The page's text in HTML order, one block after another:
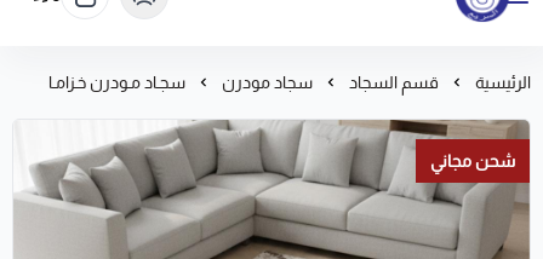
مفروشات السريع-اكبر متجر سجاد في المملكة
الرئيسية قسم السجاد سجاد مودرن سجـاد مـودرن خـزامـا
شحن مجاني